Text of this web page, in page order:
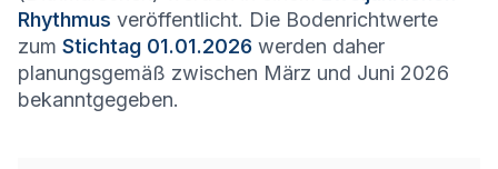
Rhythmus veröffentlicht. Die Bodenrichtwerte
zum Stichtag 01.01.2026 werden daher
planungsgemäß zwischen März und Juni 2026
bekanntgegeben.